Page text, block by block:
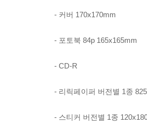
- 커버 170x170mm
- 포토북 84p 165x165mm
- CD-R
- 리릭페이퍼 버전별 1종
- 스티커 버전별 1종